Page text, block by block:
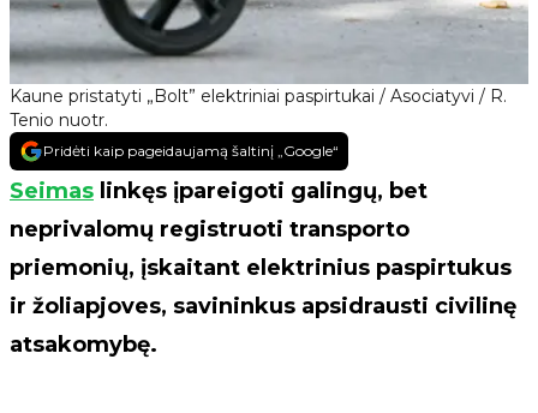
Kaune pristatyti „Bolt” elektriniai paspirtukai / Asociatyvi / R.
Tenio nuotr.
Pridėti kaip pageidaujamą šaltinį „Google“
Seimas linkęs įpareigoti galingų, bet
neprivalomų registruoti transporto
priemonių, įskaitant elektrinius paspirtukus
ir žoliapjoves, savininkus apsidrausti civilinę
atsakomybę.